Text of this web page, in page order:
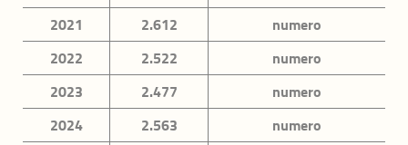
2021
2.612
numero
2022
2.522
numero
2023
2.477
numero
2024
2.563
numero
riferiti alla Provincia di Modena (BesT)
Dominio Salute
Dominio Istruzione e formazione
Dominio Lavoro e conciliazione dei tempi di vita